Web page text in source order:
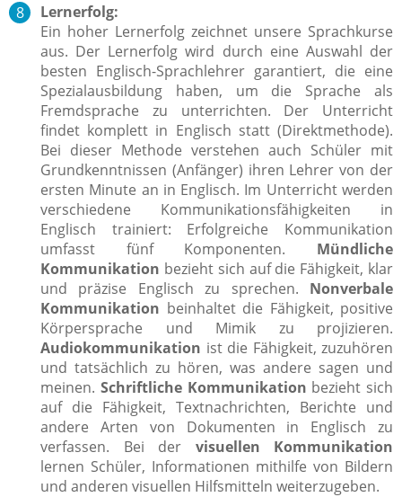
Lernerfolg:
Ein hoher Lernerfolg zeichnet unsere Sprachkurse
aus. Der Lernerfolg wird durch eine Auswahl der
besten Englisch-Sprachlehrer garantiert, die eine
Spezialausbildung haben, um die Sprache als
Fremdsprache zu unterrichten. Der Unterricht
findet komplett in Englisch statt (Direktmethode).
Bei dieser Methode verstehen auch Schüler mit
Grundkenntnissen (Anfänger) ihren Lehrer von der
ersten Minute an in Englisch. Im Unterricht werden
verschiedene Kommunikationsfähigkeiten in
Englisch trainiert: Erfolgreiche Kommunikation
umfasst fünf Komponenten. Mündliche
Kommunikation bezieht sich auf die Fähigkeit, klar
und präzise Englisch zu sprechen. Nonverbale
Kommunikation beinhaltet die Fähigkeit, positive
Körpersprache und Mimik zu projizieren.
Audiokommunikation ist die Fähigkeit, zuzuhören
und tatsächlich zu hören, was andere sagen und
meinen. Schriftliche Kommunikation bezieht sich
auf die Fähigkeit, Textnachrichten, Berichte und
andere Arten von Dokumenten in Englisch zu
verfassen. Bei der visuellen Kommunikation
lernen Schüler, Informationen mithilfe von Bildern
und anderen visuellen Hilfsmitteln weiterzugeben.